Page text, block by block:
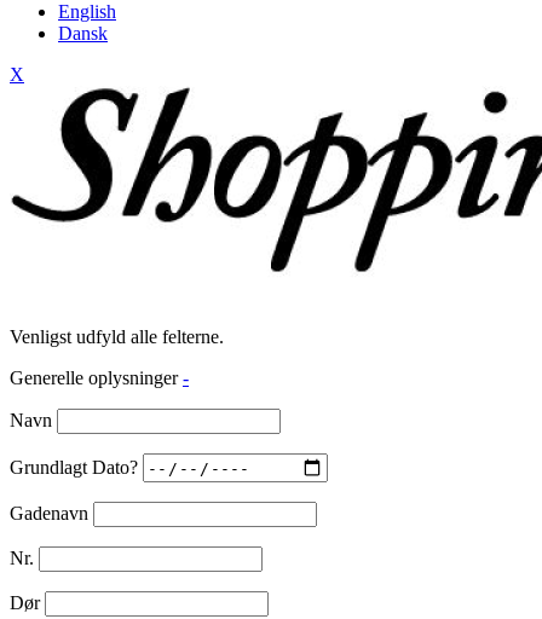
English
Dansk
X
Venligst udfyld alle felterne.
Generelle oplysninger -
Navn
Grundlagt Dato?
Gadenavn
Nr.
Dør